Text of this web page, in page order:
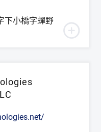
下小橋字蟬野